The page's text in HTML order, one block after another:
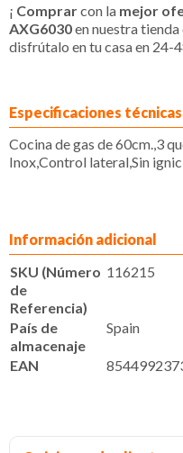
¡ Comprarcon la mejor
AXG6030en nuestra tienda
disfrútalo en tu casa en 24-
Especificaciones técnicas
Cocina de gas de 60cm.,3
Inox,Control lateral,Sin
Información adicional
SKU (Número
de
Referencia)
116215
País de
almacenaje
Spain
EAN